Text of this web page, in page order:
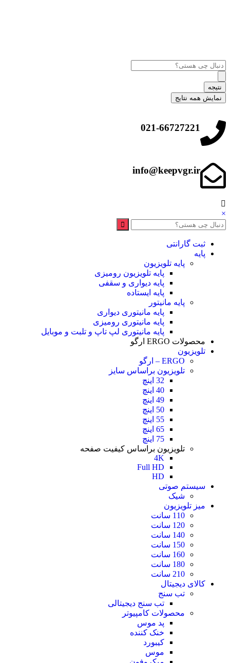
نتیجه
نمایش همه نتایج
021-66727221
info@keepvgr.ir
×
ثبت گارانتی
پایه
پایه تلویزیون
پایه تلویزیون رومیزی
پایه دیواری و سقفی
پایه ایستاده
پایه مانیتور
پایه مانیتوری دیواری
پایه مانیتوری رومیزی
پایه مانیتوری لپ تاپ و تلبت و موبایل
محصولات ERGO ارگو
تلویزیون
ERGO – ارگو
تلویزیون براساس سایز
32 اینچ
40 اینچ
49 اینچ
50 اینچ
55 اینچ
65 اینچ
75 اینچ
تلویزیون براساس کیفیت صفحه
4K
Full HD
HD
سیستم صوتی
شیک
میز تلویزیون
110 سانت
120 سانت
140 سانت
150 سانت
160 سانت
180 سانت
210 سانت
کالای دیجیتال
تب سنج
تب سنج دیجیتالی
محصولات کامپیوتر
پد موس
خنک کننده
کیبورد
موس